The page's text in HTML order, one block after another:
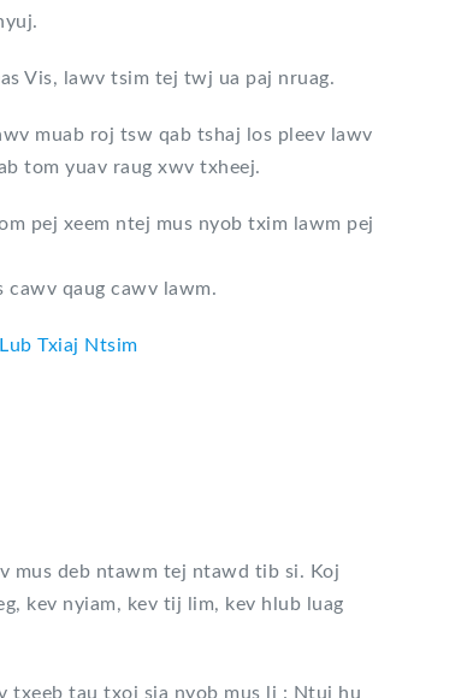
Vis, lawv tsim tej twj ua paj nruag.
muab roj tsw qab tshaj los pleev lawv
tom yuav raug xwv txheej.
pej xeem ntej mus nyob txim lawm pej
cawv qaug cawv lawm.
Txiaj Ntsim
mus deb ntawm tej ntawd tib si. Koj
kev nyiam, kev tij lim, kev hlub luag
txeeb tau txoj sia nyob mus li : Ntuj hu